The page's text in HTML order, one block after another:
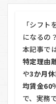
「シフ
になるの
本記事では
特定理由
や3か月
均賃金60
で、実務